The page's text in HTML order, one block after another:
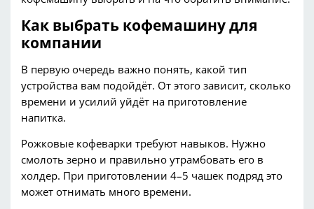
Как выбрать кофемашинудля
компании
В первую очередь важно понять, какой тип
устройства вам подойдёт. От этого зависит, сколько
времени и усилий уйдёт на приготовление
напитка.
Рожковые кофеварки требуют навыков. Нужно
смолоть зерно и правильно утрамбовать его в
холдер. При приготовлении 4–5 чашек подряд это
может отнимать много времени.